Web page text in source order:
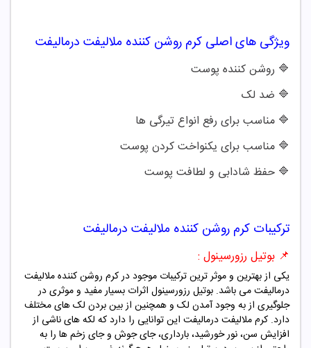
ویژگی های اصلی کرم روشن کننده ملالیفت درمالیفت
🔷 روشن کننده پوست
🔷 ضد لک
🔷 مناسب برای رفع انواع تیرگی ها
🔷 مناسب برای یکنواخت کردن پوست
🔷 حفظ شادابی و لطافت پوست
ترکیبات کرم روشن کننده ملالیفت درمالیفت
📌 بوتیل رزورسینول :
یکی از بهترین و موثر ترین ترکیبات موجود در کرم روشن کننده ملالیفت
درمالیفت می باشد. بوتیل رزورسینول اثرات بسیار مفید و موثری در
جلوگیری از به وجود آمدن لک و همچنین از بین بردن لک های مختلف
دارد. کرم ملالیفت درمالیفت این توانایی را دارد که لکه های ناشی از
افزایش سن، نور خورشید، بارداری، جای جوش و جای زخم ها را به